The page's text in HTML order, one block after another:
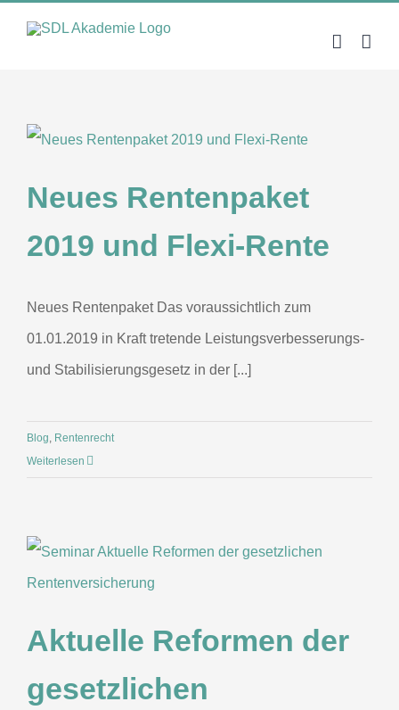
Neues Rentenpaket
2019 und Flexi-Rente
Neues Rentenpaket Das voraussichtlich zum
01.01.2019 in Kraft tretende Leistungsverbesserungs-
und Stabilisierungsgesetz in der [...]
Blog, Rentenrecht
Weiterlesen
Aktuelle Reformen der
gesetzlichen